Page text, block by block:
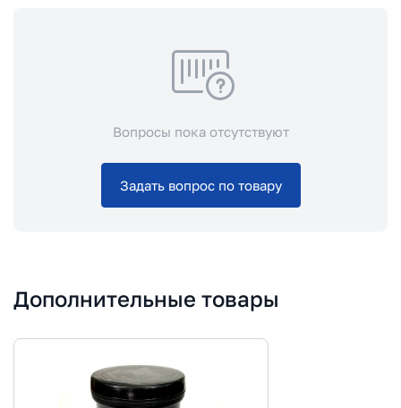
Вопросы пока отсутствуют
Задать вопрос по товару
Дополнительные товары